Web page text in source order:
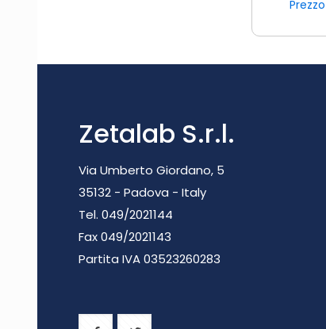
Zetalab S.r.l.
Via Umberto Giordano, 5
35132 - Padova - Italy
Tel. 049/2021144
Fax 049/2021143
Partita IVA 03523260283